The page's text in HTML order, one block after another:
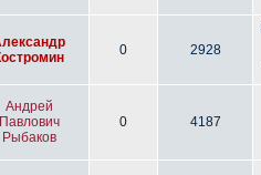
0 2928
Андрей
Павлович
Рыбаков
0 4187